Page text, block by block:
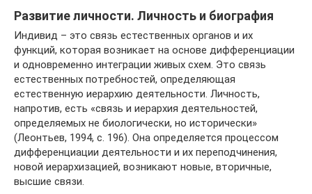
Развитие личности. Личность и биография
Индивид – это связь естественных органов и их
функций, которая возникает на основе дифференциации
и одновременно интеграции живых схем. Это связь
естественных потребностей, определяющая
естественную иерархию деятельности. Личность,
напротив, есть «связь и иерархия деятельностей,
определяемых не биологически, но исторически»
(Леонтьев, 1994, с. 196). Она определяется процессом
дифференциации деятельности и их переподчинения,
новой иерархизацией, возникают новые, вторичные,
высшие связи.